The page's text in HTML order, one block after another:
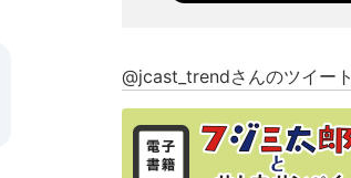
@jcast_trendさんのツイート